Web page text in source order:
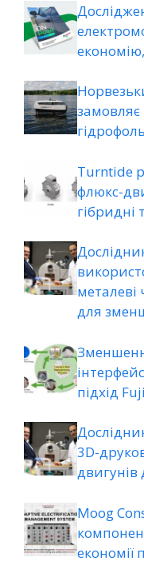
Turntide
флюкс-
гібридні
металеві
для
підхід
3D-
двигунів
Moog
економії